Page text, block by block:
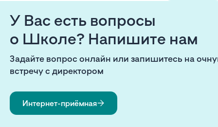
У Вас есть вопросы
о Школе? Напишите нам
Задайте вопрос онлайн или запишитесь на
встречу с директором
Интернет-приёмная